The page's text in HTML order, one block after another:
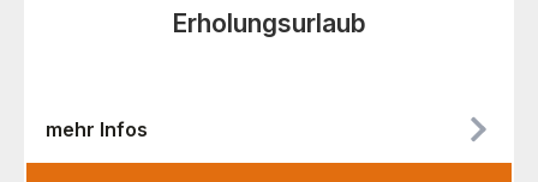
Erholungsurlaub
mehr Infos